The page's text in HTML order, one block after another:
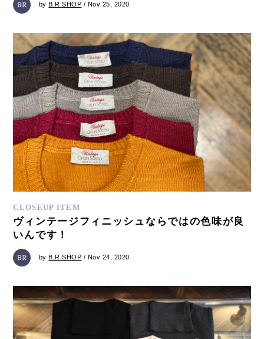
by B.R.SHOP / Nov 25, 2020
CLOSEUP ITEM
ヴィンテージフィニッシュならではの色味が良
いんです！
byB.R.SHOP / Nov 24, 2020